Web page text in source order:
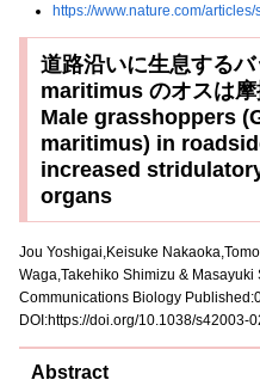
https://www.nature.com/
道路沿いに生息する
maritimus のオスは
Male grasshoppers
maritimus) in
increased
organs
Jou Yoshigai,Keisuke
Waga,Takehiko Shimizu & Masayuki
Communications Biology
DOI:https://doi.org/10.1038/s42003-
Abstract